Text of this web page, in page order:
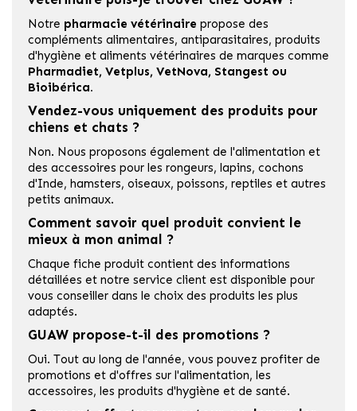
Notre pharmacie vétérinaire propose des
compléments alimentaires, antiparasitaires, produits
d'hygiène et aliments vétérinaires de marques comme
Pharmadiet, Vetplus, VetNova, Stangest ou
Bioibérica.
Vendez-vous uniquement des produits pour
chiens et chats ?
Non. Nous proposons également de l'alimentation et
des accessoires pour les rongeurs, lapins, cochons
d'Inde, hamsters, oiseaux, poissons, reptiles et autres
petits animaux.
Comment savoir quel produit convient le
mieux à mon animal ?
Chaque fiche produit contient des informations
détaillées et notre service client est disponible pour
vous conseiller dans le choix des produits les plus
adaptés.
GUAW propose-t-il des promotions ?
Oui. Tout au long de l'année, vous pouvez profiter de
promotions et d'offres sur l'alimentation, les
accessoires, les produits d'hygiène et de santé.